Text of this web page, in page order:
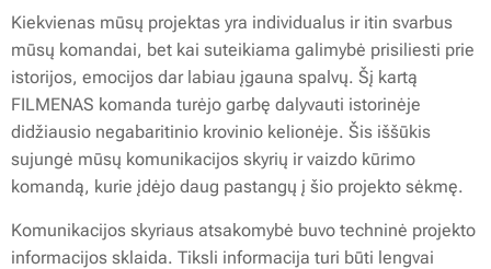
Kiekvienas mūsų projektas yra individualus ir itin svarbus
mūsų komandai, bet kai suteikiama galimybė prisiliesti prie
istorijos, emocijos dar labiau įgauna spalvų. Šį kartą
FILMENAS komanda turėjo garbę dalyvauti istorinėje
didžiausio negabaritinio krovinio kelionėje. Šis iššūkis
sujungė mūsų komunikacijos skyrių ir vaizdo kūrimo
komandą, kurie įdėjo daug pastangų į šio projekto sėkmę.
Komunikacijos skyriaus atsakomybė buvo techninė projekto
informacijos sklaida. Tiksli informacija turi būti lengvai